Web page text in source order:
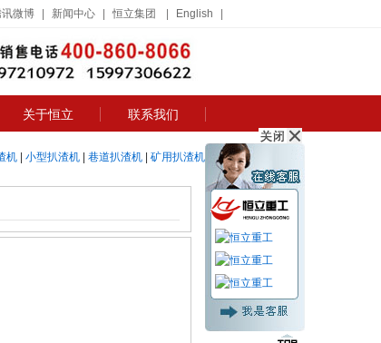
讯微博 新闻中心 恒立集团 English
关于恒立 联系我们
机 小型扒渣机 巷道扒渣机 矿用扒渣机